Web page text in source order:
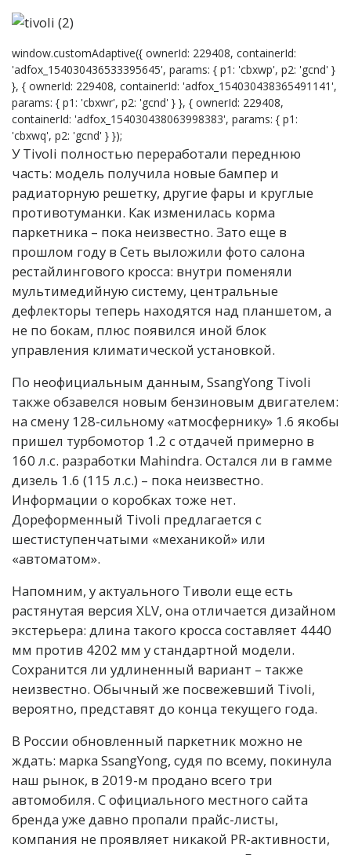
window.customAdaptive({ ownerId: 229408, containerId:
'adfox_154030436533395645', params: { p1: 'cbxwp', p2: 'gcnd' }
}, { ownerId: 229408, containerId: 'adfox_154030438365491141',
params: { p1: 'cbxwr', p2: 'gcnd' } }, { ownerId: 229408,
containerId: 'adfox_154030438063998383', params: { p1:
'cbxwq', p2: 'gcnd' } });
У Tivoli полностью переработали переднюю
часть: модель получила новые бампер и
радиаторную решетку, другие фары и круглые
противотуманки. Как изменилась корма
паркетника – пока неизвестно. Зато еще в
прошлом году в Сеть выложили фото салона
рестайлингового кросса: внутри поменяли
мультимедийную систему, центральные
дефлекторы теперь находятся над планшетом, а
не по бокам, плюс появился иной блок
управления климатической установкой.
По неофициальным данным, SsangYong Tivoli
также обзавелся новым бензиновым двигателем:
на смену 128-сильному «атмосфернику» 1.6 якобы
пришел турбомотор 1.2 с отдачей примерно в
160 л.с. разработки Mahindra. Остался ли в гамме
дизель 1.6 (115 л.с.) – пока неизвестно.
Информации о коробках тоже нет.
Дореформенный Tivoli предлагается с
шестиступенчатыми «механикой» или
«автоматом».
Напомним, у актуального Тиволи еще есть
растянутая версия XLV, она отличается дизайном
экстерьера: длина такого кросса составляет 4440
мм против 4202 мм у стандартной модели.
Сохранится ли удлиненный вариант – также
неизвестно. Обычный же посвежевший Tivoli,
вероятно, представят до конца текущего года.
В России обновленный паркетник можно не
ждать: марка SsangYong, судя по всему, покинула
наш рынок, в 2019-м продано всего три
автомобиля. С официального местного сайта
бренда уже давно пропали прайс-листы,
компания не проявляет никакой PR-активности,